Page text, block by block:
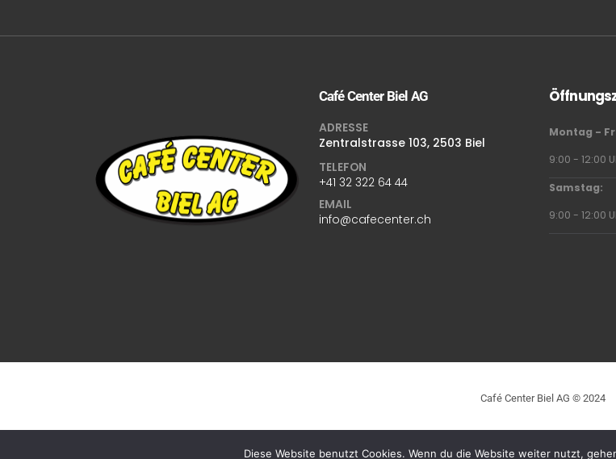
Café Center Biel AG
ADRESSE
Zentralstrasse 103, 2503 Biel
TELEFON
+41 32 322 64 44
EMAIL
info@cafecenter.ch
Montag -
9:00 - 12:00
Samstag:
9:00 - 12:00
Café Center Biel AG © 2024
Diese Website benutzt Cookies. Wenn du die Website weiter nutzt,